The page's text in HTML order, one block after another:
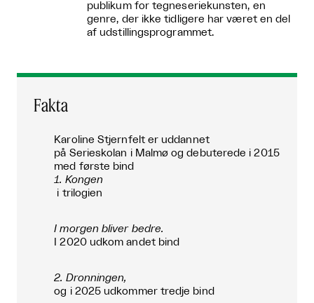
publikum for tegneseriekunsten, en
genre, der ikke tidligere har været en del
af udstillingsprogrammet.
Fakta
Karoline Stjernfelt er uddannet
på Serieskolan i Malmø og debuterede i 2015
med første bind
1. Kongen
i trilogien
I morgen bliver bedre.
I 2020 udkom andet bind
2. Dronningen,
og i 2025 udkommer tredje bind